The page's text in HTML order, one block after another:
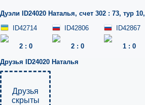
Дуэли ID24020 Наталья, счет 302 : 73, тур 10,
ID42714
2 : 0
ID42806
2 : 0
ID42867
1 : 0
Друзья ID24020 Наталья
Друзья
скрыты